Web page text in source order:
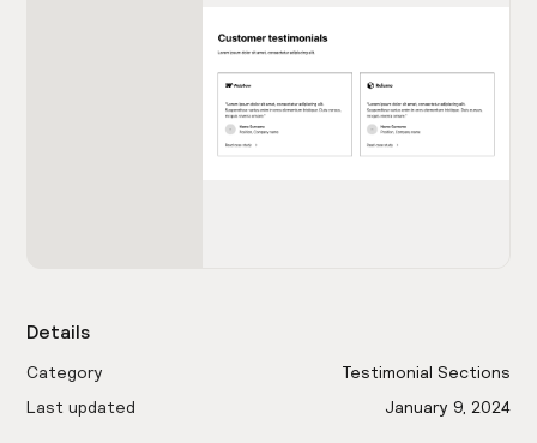
Details
Category
Testimonial Sections
Last updated
January 9, 2024